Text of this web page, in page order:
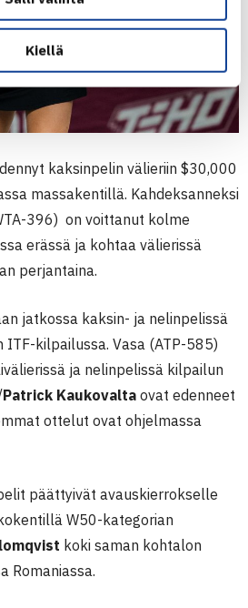
Kiellä
kaksinpelin välieriin $30,000
massakentillä. Kahdeksanneksi
396) on voittanut kolme
erässä ja kohtaa välierissä
perjantaina.
jatkossa kaksin- ja nelinpelissä
kilpailussa. Vasa (ATP-585)
ja nelinpelissä kilpailun
Patrick Kaukovalta ovat edenneet
ottelut ovat ohjelmassa
päättyivät avauskierrokselle
W50-kategorian
koki saman kohtalon
Romaniassa.